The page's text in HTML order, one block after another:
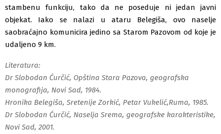
stambenu funkciju, tako da ne poseduje ni jedan javni
objekat. Iako se nalazi u ataru Belegiša, ovo naselje
saobraćajno komunicira jedino sa Starom Pazovom od koje je
udaljeno 9 km.
Literatura:
Dr Slobodan Ćurčić, Opština Stara Pazova, geografska
monografija, Novi Sad, 1984.
Hronika Belegiša, Sretenije Zorkić, Petar Vukelić,Ruma, 1985.
Dr Slobodan Ćurčić, Naselja Srema, geografske karakteristike,
Novi Sad, 2001.